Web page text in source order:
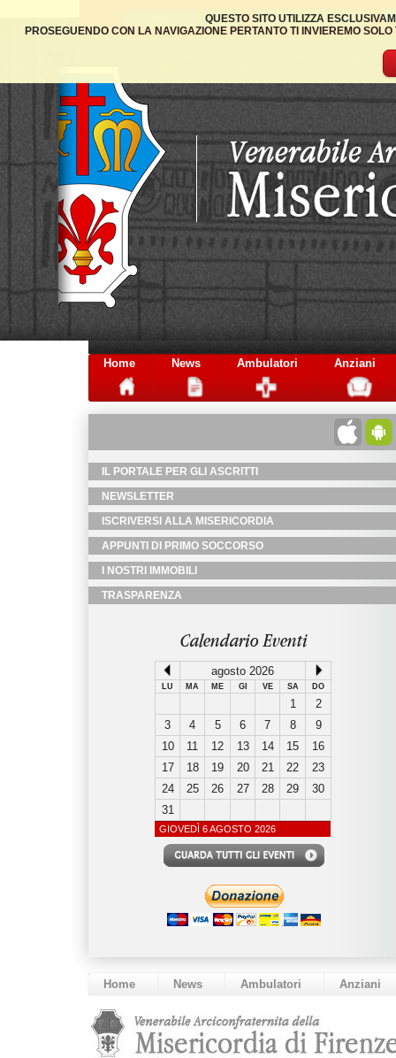
QUESTO SITO UTILIZZA
PROSEGUENDO CON LA NAVIGAZIONE PERTANTO TI INVIEREMO
Home News Ambulatori Anziani
IL PORTALE PER GLI ASCRITTI
NEWSLETTER
ISCRIVERSI ALLA MISERICORDIA
APPUNTI DI PRIMO SOCCORSO
I NOSTRI IMMOBILI
TRASPARENZA
Calendario Eventi
agosto 2026
LU MA ME GI VE SA DO
1
2
3
4 5 6 7 8
9
10
11 12 13 14 15
16
17
18 19 20 21 22
23
24
25 26 27 28 29
30
31
GIOVEDÌ 6 AGOSTO 2026
Home News Ambulatori Anziani